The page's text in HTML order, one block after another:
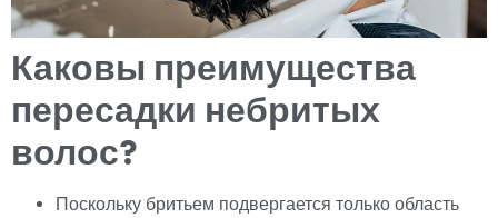
Каковы преимущества
пересадки небритых
волос?
Поскольку бритьем подвергается только область